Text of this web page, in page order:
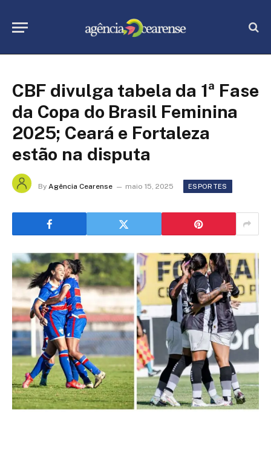
CBF divulga tabela da 1ª Fase
da Copa do Brasil Feminina
2025; Ceará e Fortaleza
estão na disputa
By Agência Cearense maio 15, 2025 ESPORTES